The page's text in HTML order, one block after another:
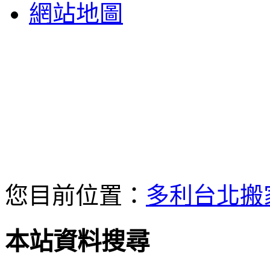
網站地圖
您目前位置： 多利台北
本站資料搜尋